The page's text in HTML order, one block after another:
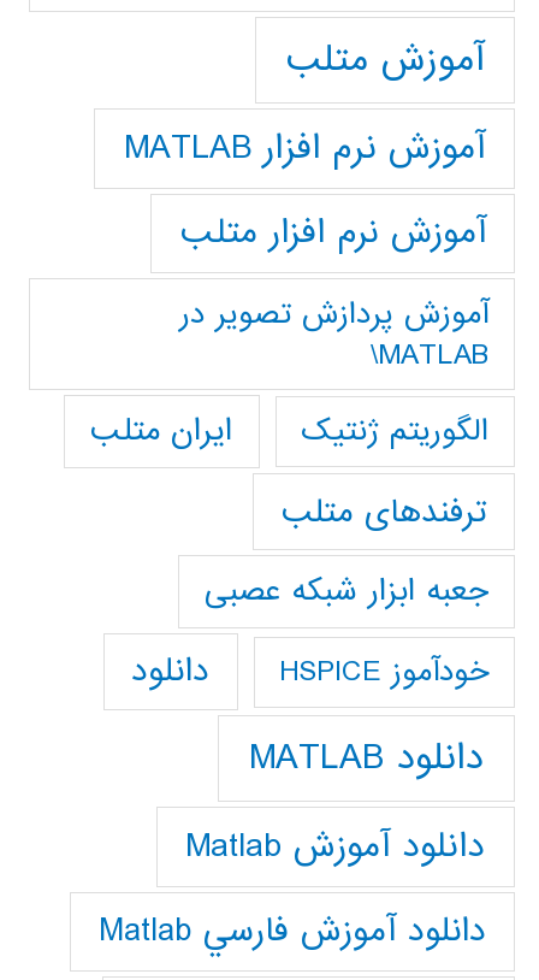
آموزش متلب
آموزش نرم افزار MATLAB
آموزش نرم افزار متلب
آموزش پردازش تصوير در
MATLAB\
الگوریتم ژنتیک
ایران متلب
ترفندهای متلب
جعبه ابزار شبکه عصبی
خودآموز HSPICE دانلود
دانلود MATLAB
دانلود آموزش Matlab
دانلود آموزش فارسي Matlab